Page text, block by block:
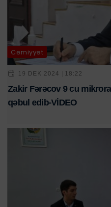
Cəmiyyət
19 DEK 2024 | 18:22
Zakir Fərəcov 9 cu
qəbul edib-VİDEO